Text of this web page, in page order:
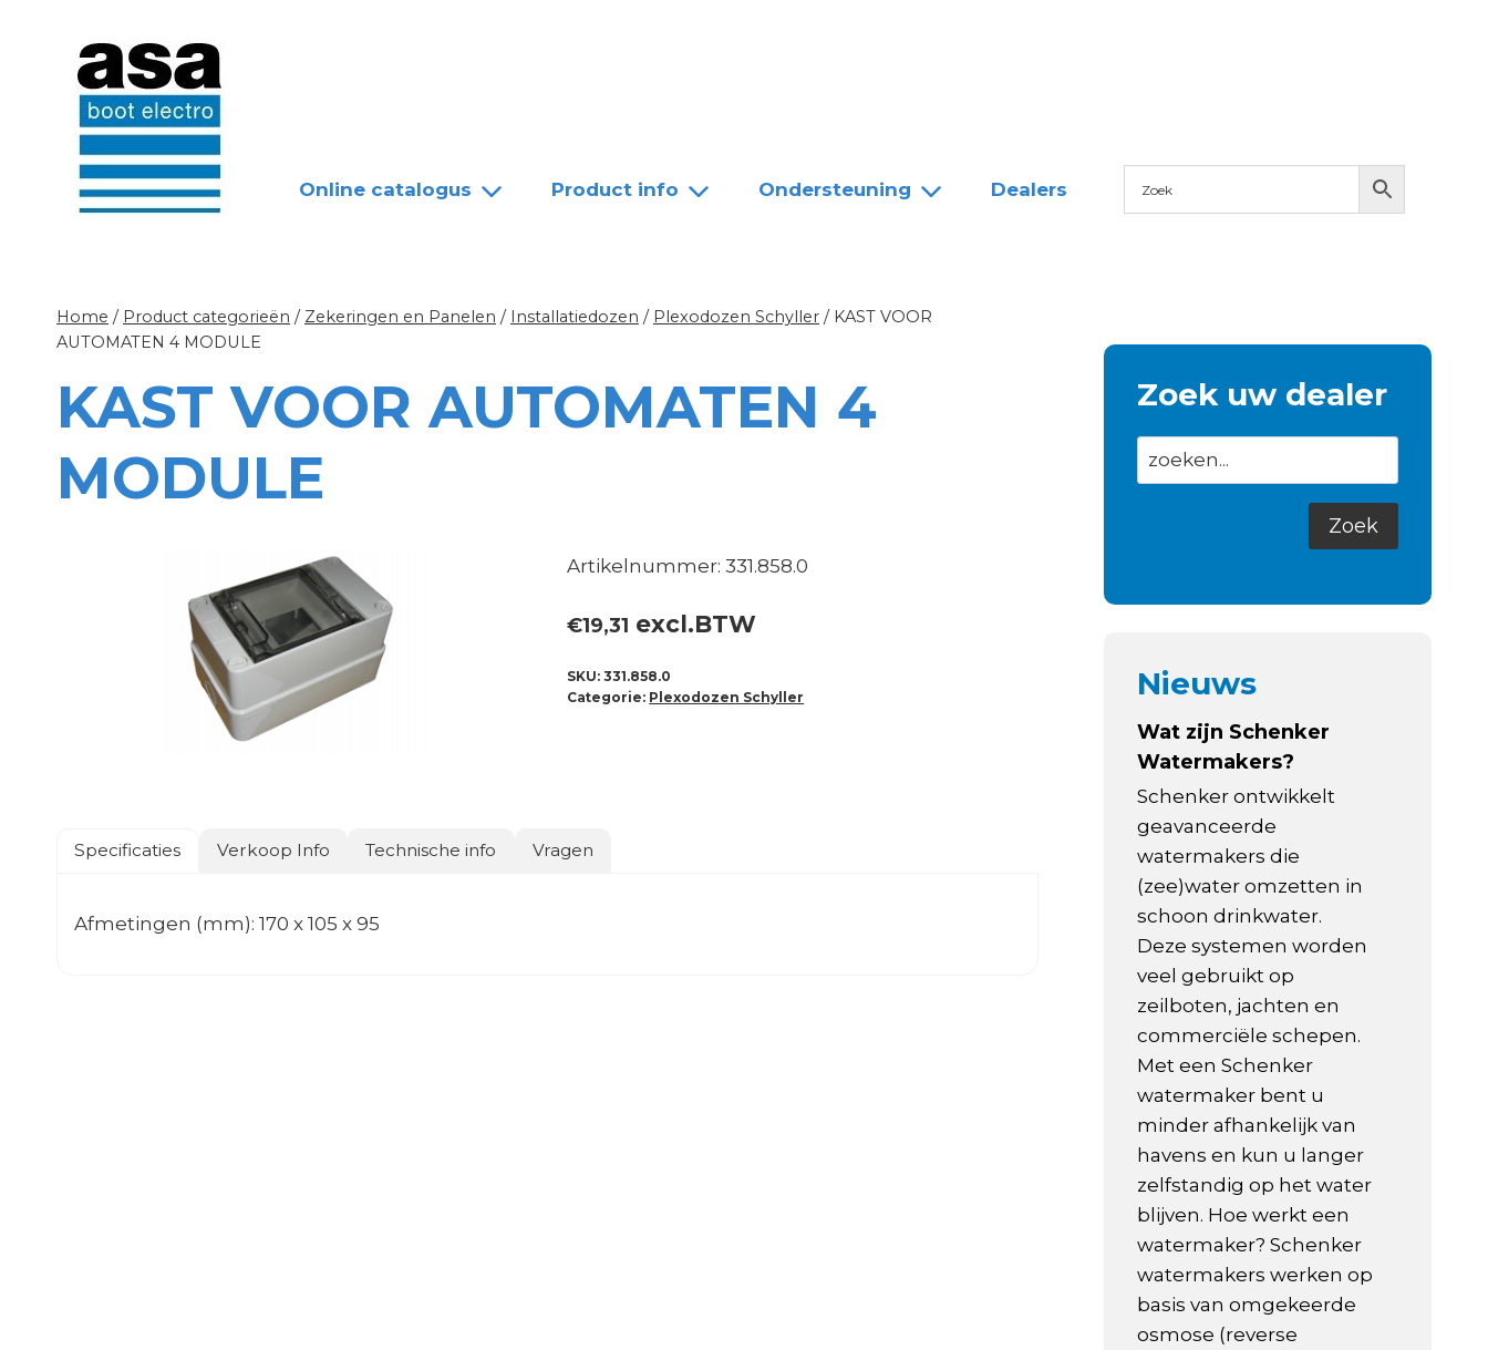
Online catalogus Product info Ondersteuning Dealers
Home / Product categorieën / Zekeringen en Panelen / Installatiedozen / Plexodozen Schyller / KAST VOOR
AUTOMATEN 4 MODULE
KAST VOOR AUTOMATEN 4
MODULE
Artikelnummer: 331.858.0
€19,31 excl.BTW
SKU:331.858.0
Categorie: Plexodozen Schyller
Specificaties Verkoop Info Technische info Vragen
Afmetingen (mm): 170 x 105 x 95
Zoek uw dealer
Nieuws
Wat zijn Schenker
Watermakers?
Schenker ontwikkelt
geavanceerde
watermakers die
(zee)water omzetten in
schoon drinkwater.
Deze systemen worden
veel gebruikt op
zeilboten, jachten en
commerciële schepen.
Met een Schenker
watermaker bent u
minder afhankelijk van
havens en kun u langer
zelfstandig op het water
blijven. Hoe werkt een
watermaker? Schenker
watermakers werken op
basis van omgekeerde
osmose (reverse